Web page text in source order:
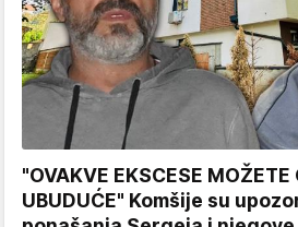
"OVAKVE EKSCESE MOŽETE
UBUDUĆE" Komšije su